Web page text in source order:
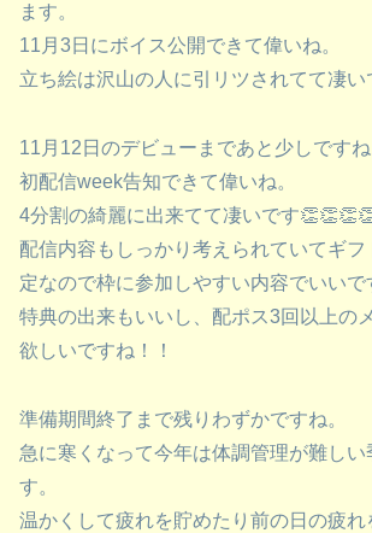
ます。
11月3日にボイス公開できて偉いね。
立ち絵は沢山の人に引リツされてて凄い
11月12日のデビューまであと少しですね
初配信week告知できて偉いね。
4分割の綺麗に出来てて凄いです
配信内容もしっかり考えられていてギ
定なので枠に参加しやすい内容でいいで
特典の出来もいいし、配ポス3回以上の
欲しいですね！！
準備期間終了まで残りわずかですね。
急に寒くなって今年は体調管理が難しい
す。
温かくして疲れを貯めたり前の日の疲れ